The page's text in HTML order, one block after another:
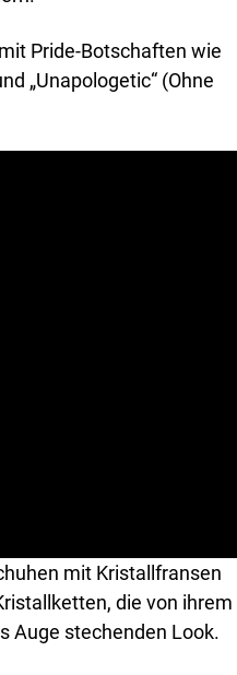
Pride-Botschaften wie
„Unapologetic“ (Ohne
mit Kristallfransen
die von ihrem
Auge stechenden Look.